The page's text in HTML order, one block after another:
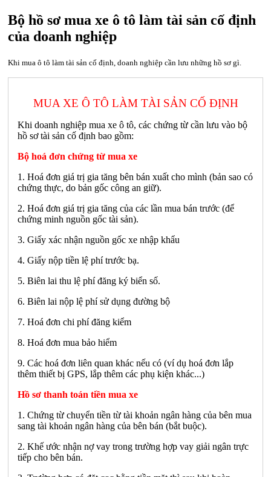
Bộ hồ sơ mua xe ô tô làm tài sản cố định
của doanh nghiệp
Khi mua ô tô làm tài sản cố định, doanh nghiệp cần lưu những hồ sơ gì.
MUA XE Ô TÔ LÀM TÀI SẢN CỐ ĐỊNH
Khi doanh nghiệp mua xe ô tô, các chứng từ cần lưu vào bộ
hồ sơ tài sản cố định bao gồm:
Bộ hoá đơn chứng từ mua xe
1. Hoá đơn giá trị gia tăng bên bán xuất cho mình (bản sao có
chứng thực, do bản gốc công an giữ).
2. Hoá đơn giá trị gia tăng của các lần mua bán trước (để
chứng minh nguồn gốc tài sản).
3. Giấy xác nhận nguồn gốc xe nhập khẩu
4. Giấy nộp tiền lệ phí trước bạ.
5. Biên lai thu lệ phí đăng ký biển số.
6. Biên lai nộp lệ phí sử dụng đường bộ
7. Hoá đơn chi phí đăng kiểm
8. Hoá đơn mua bảo hiểm
9. Các hoá đơn liên quan khác nếu có (ví dụ hoá đơn lắp
thêm thiết bị GPS, lắp thêm các phụ kiện khác...)
Hồ sơ thanh toán tiền mua xe
1. Chứng từ chuyển tiền từ tài khoản ngân hàng của bên mua
sang tài khoản ngân hàng của bên bán (bắt buộc).
2. Khế ước nhận nợ vay trong trường hợp vay giải ngân trực
tiếp cho bên bán.